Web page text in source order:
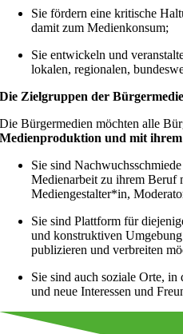
Sie fördern eine kritische
damit zum Medienkonsum;
Sie entwickeln und
lokalen, regionalen,
Die Zielgruppen der
Die Bürgermedien möchten alle
Medienproduktion und mit
Sie sind
Medienarbeit zu ihrem Beruf
Mediengestalter*in,
Sie sind Plattform für
und konstruktiven
publizieren und verbreiten
Sie sind auch soziale Orte, in
und neue Interessen und